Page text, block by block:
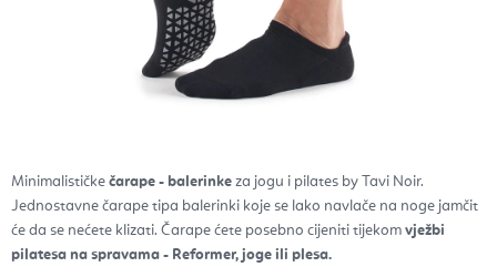
Minimalističke čarape - balerinke za jogu i pilates by Tavi Noir.
Jednostavne čarape tipa balerinki koje se lako navlače na noge jamčit
će da se nećete klizati. Čarape ćete posebno cijeniti tijekom vježbi
pilatesa na spravama - Reformer, joge ili plesa.